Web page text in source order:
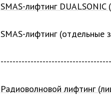
SMAS-лифтинг
SMAS-лифтинг (отдельные
Радиоволновой лифтинг